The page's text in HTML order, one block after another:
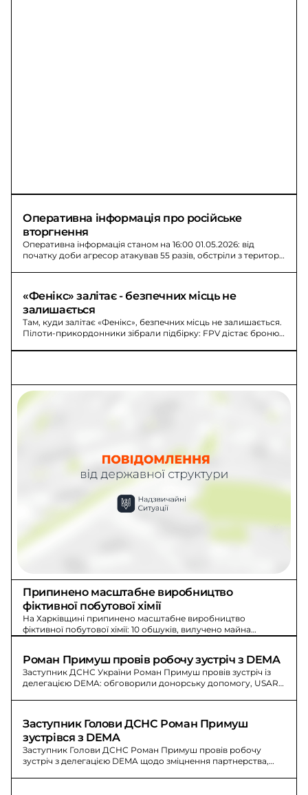
Оперативна інформація про російське
вторгнення
Оперативна інформація станом на 16:00 01.05.2026: від
початку доби агресор атакував 55 разів, обстріли з території
«Фенікс» залітає - безпечних місць не
залишається
Там, куди залітає «Фенікс», безпечних місць не залишається.
Пілоти-прикордонники зібрали підбірку: FPV дістає броню,
Припинено масштабне виробництво
фіктивної побутової хімії
На Харківщині припинено масштабне виробництво
фіктивної побутової хімії: 10 обшуків, вилучено майна
орієнтовно на 10 млн грн.
Роман Примуш провів робочу зустріч з DEMA
Заступник ДСНС України Роман Примуш провів зустріч із
делегацією DEMA: обговорили донорську допомогу, USAR
Заступник Голови ДСНС Роман Примуш
зустрівся з DEMA
Заступник Голови ДСНС Роман Примуш провів робочу
зустріч з делегацією DEMA щодо зміцнення партнерства,